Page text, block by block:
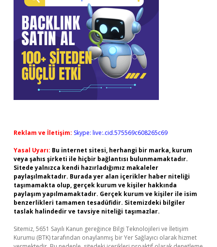
Reklam ve İletişim: Skype: live:.cid.575569c608265c69
Yasal Uyarı: Bu internet sitesi, herhangi bir marka, kurum
veya şahıs şirketi ile hiçbir bağlantısı bulunmamaktadır.
Sitede yalnızca kendi hazırladığımız makaleler
paylaşılmaktadır. Burada yer alan içerikler haber niteliği
taşımamakta olup, gerçek kurum ve kişiler hakkında
paylaşım yapılmamaktadır. Gerçek kurum ve kişiler ile isim
benzerlikleri tamamen tesadüfidir. Sitemizdeki bilgiler
taslak halindedir ve tavsiye niteliği taşımazlar.
Sitemiz, 5651 Sayılı Kanun gereğince Bilgi Teknolojileri ve İletişim
Kurumu (BTK) tarafından onaylanmış bir Yer Sağlayıcı olarak hizmet